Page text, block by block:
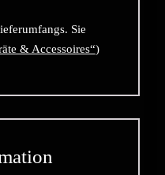
Sie
& Accessoires“)